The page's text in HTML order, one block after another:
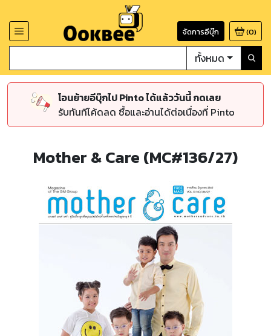
จัดการอีบุ๊ก (0)
ทั้งหมด
โอนย้ายอีบุ๊กไป Pinto ได้แล้ววันนี้ กดเลย
รับทันทีโค้ดลด ซื้อและอ่านได้ต่อเนื่องที่ Pinto
Mother & Care (MC#136/27)